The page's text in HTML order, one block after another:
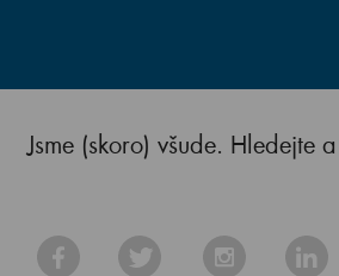
Jsme (skoro) všude. Hledejte